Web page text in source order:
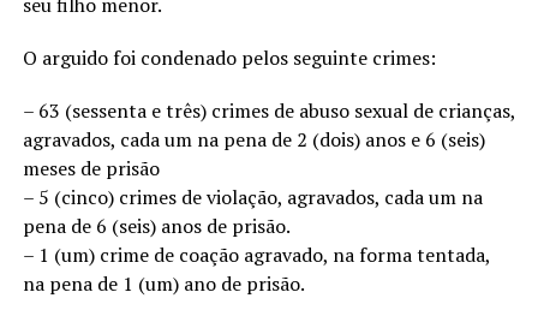
seu filho menor.
O arguido foi condenado pelos seguinte crimes:
– 63 (sessenta e três) crimes de abuso sexual de crianças,
agravados, cada um na pena de 2 (dois) anos e 6 (seis)
meses de prisão
– 5 (cinco) crimes de violação, agravados, cada um na
pena de 6 (seis) anos de prisão.
– 1 (um) crime de coação agravado, na forma tentada,
na pena de 1 (um) ano de prisão.